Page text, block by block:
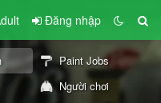
Đăng nhập
Paint Jobs
Người chơi